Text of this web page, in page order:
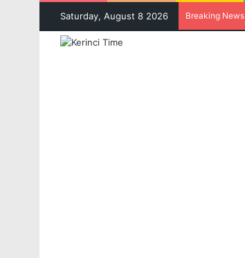
Saturday, August 8 2026 Breaking News